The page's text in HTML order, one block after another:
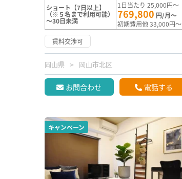
ショート【7日以上】
（※５名まで利用可能）
～30日未満
1日当たり 25,000円～
769,800 円/月～
初期費用他 33,000円～
賃料交渉可
岡山県 岡山市北区
お問合わせ 電話する
キャンペーン